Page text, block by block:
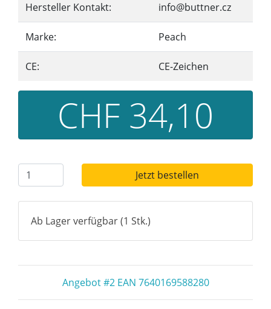
Hersteller Kontakt: info@buttner.cz
Marke: Peach
CE: CE-Zeichen
CHF 34,10
Jetzt bestellen
Ab Lager verfügbar (1 Stk.)
Angebot #2 EAN 7640169588280